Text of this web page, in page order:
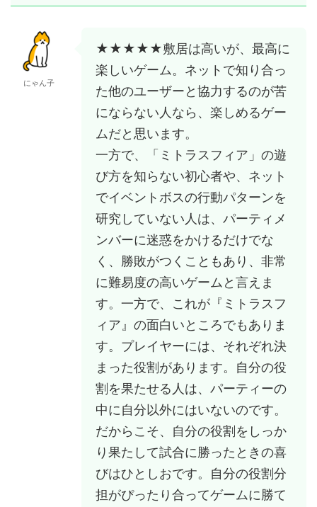
にゃん子
★★★★★敷居は高いが、最高に
楽しいゲーム。ネットで知り合っ
た他のユーザーと協力するのが苦
にならない人なら、楽しめるゲー
ムだと思います。
一方で、「ミトラスフィア」の遊
び方を知らない初心者や、ネット
でイベントボスの行動パターンを
研究していない人は、パーティメ
ンバーに迷惑をかけるだけでな
く、勝敗がつくこともあり、非常
に難易度の高いゲームと言えま
す。一方で、これが『ミトラスフ
ィア』の面白いところでもありま
す。プレイヤーには、それぞれ決
まった役割があります。自分の役
割を果たせる人は、パーティーの
中に自分以外にはいないのです。
だからこそ、自分の役割をしっか
り果たして試合に勝ったときの喜
びはひとしおです。自分の役割分
担がぴったり合ってゲームに勝て